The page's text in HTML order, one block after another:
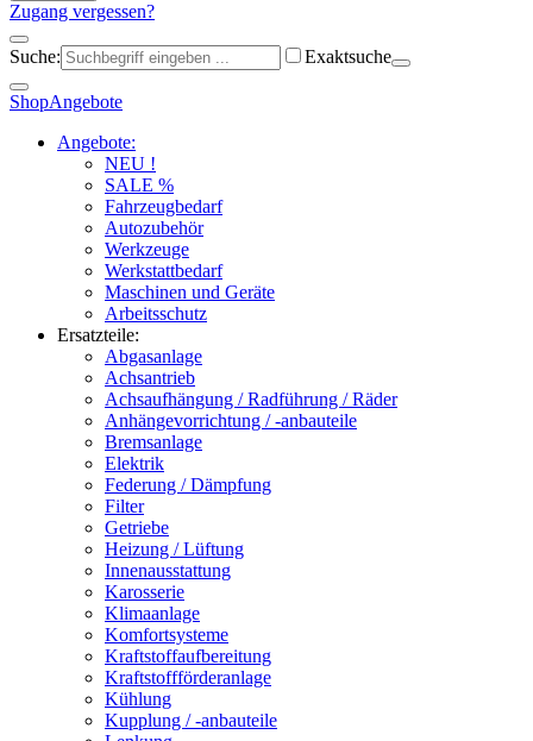
Zugang vergessen?
Suche: Exaktsuche
ShopAngebote
Angebote:
NEU !
SALE %
Fahrzeugbedarf
Autozubehör
Werkzeuge
Werkstattbedarf
Maschinen und Geräte
Arbeitsschutz
Ersatzteile:
Abgasanlage
Achsantrieb
Achsaufhängung / Radführung / Räder
Anhängevorrichtung / -anbauteile
Bremsanlage
Elektrik
Federung / Dämpfung
Filter
Getriebe
Heizung / Lüftung
Innenausstattung
Karosserie
Klimaanlage
Komfortsysteme
Kraftstoffaufbereitung
Kraftstoffförderanlage
Kühlung
Kupplung / -anbauteile